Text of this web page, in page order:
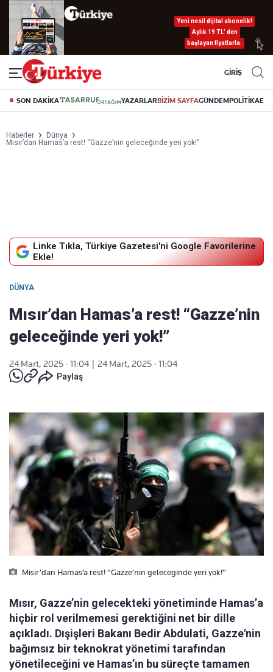
Yeni nesil dijital abonelik!
Aylık 19 TL’ den
başlayan fiyatlarla.
GİRİŞ
SON DAKİKA YAZARLARBİZİM SAYFAGÜNDEMPOLİTİKA
Haberler
Dünya
Mısır’dan Hamas’a rest! “Gazze’nin geleceğinde yeri yok!”
Linke Tıkla, Türkiye Gazetesi'ni Google Favorilerine
Ekle!
DÜNYA
Mısır’dan Hamas’a rest! “Gazze’nin
geleceğinde yeri yok!”
24 Mart, 2025 - 11:04
24 Mart, 2025 - 11:04
Paylaş
Misir’dan Hamas’a rest! “Gazze’nin geleceginde yeri yok!”
Mısır, Gazze’nin gelecekteki yönetiminde Hamas’a
hiçbir rol verilmemesi gerektiğini net bir dille
açıkladı. Dışişleri Bakanı Bedir Abdulati, Gazze'nin
bağımsız bir teknokrat yönetimi tarafından
yönetileceğini ve Hamas’ın bu süreçte tamamen